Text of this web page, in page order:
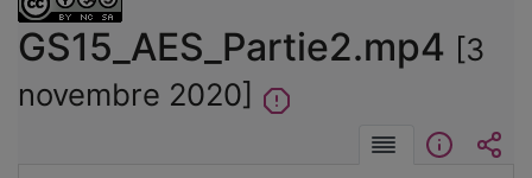
GS15_AES_Partie2.mp4 [3
novembre 2020]
Description